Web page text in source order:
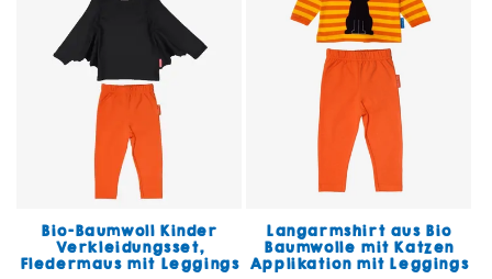
Bio-Baumwoll Kinder
Verkleidungsset,
Fledermaus mit Leggings
Langarmshirt aus Bio
Baumwolle mit Katzen
Applikation mit Leggings